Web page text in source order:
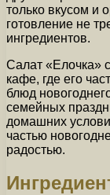
только вкусом и
готовление не
ингредиентов.
Салат «Елочка»
кафе, где его
блюд
семейных
домашних
частью
радостью.